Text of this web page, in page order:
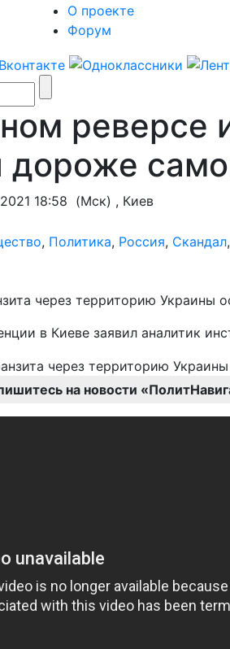
О проекте
Форум
реверсе
дороже
18:58 (Мск) , Киев
, Политика, Россия, Скандал,
через территорию Украины
в Киеве заявил аналитик
на новости